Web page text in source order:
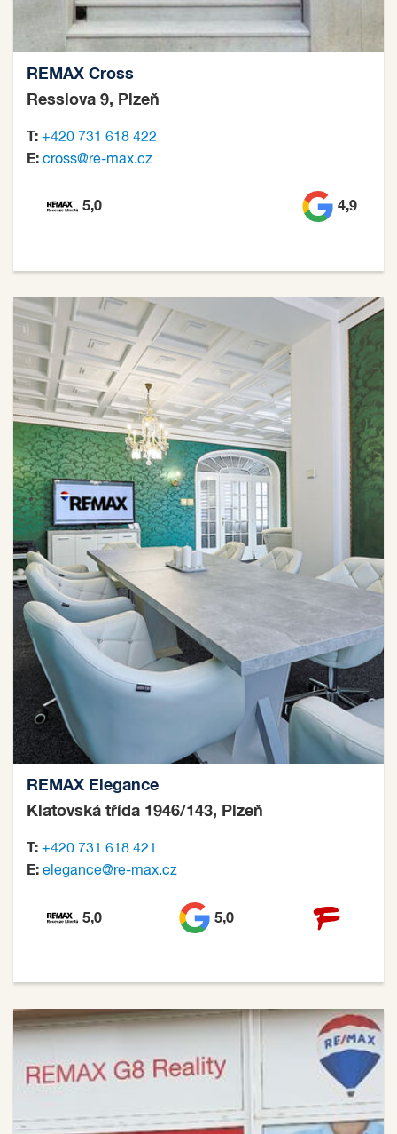
REMAX Cross
Resslova 9, Plzeň
T: +420 731 618 422
E: cross@re-max.cz
5,0 4,9
REMAX Elegance
Klatovská třída 1946/143, Plzeň
T: +420 731 618 421
E: elegance@re-max.cz
5,0 5,0